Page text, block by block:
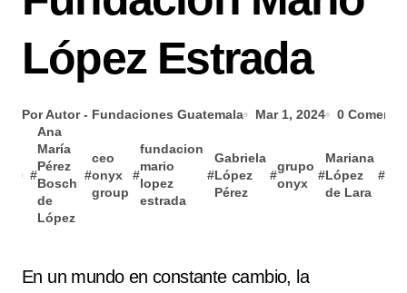
López Estrada
Por Autor - Fundaciones Guatemala Mar 1, 2024 0
#
Ana
María
Pérez
Bosch
de
López
#
ceo
onyx
group
#
fundacion
mario
lopez
estrada
#
Gabriela
López
Pérez
#
grupo
onyx
#
Mariana
López
de Lara
#
En un mundo en constante cambio, la